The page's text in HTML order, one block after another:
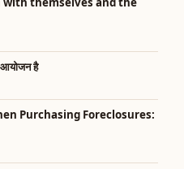
आयोजन है
Purchasing Foreclosures: